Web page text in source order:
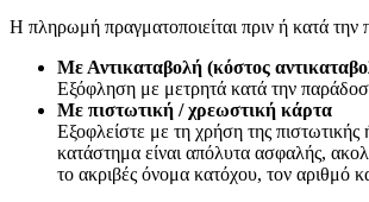
Τηλεοράσεις
Ψηφιακές
Παιδικές Κάμερες
Αναμεταδότες
DVD
Τηλεχειριστήρια TV
Συσκευές Ήχου
Πικάπ
Η πληρωμή πραγματοποιείται πριν ή κατά
Με Αντικαταβολή (κόστος
Εξόφληση με μετρητά κατά την
Με πιστωτική / χρεωστική κάρτα
Εξοφλείστε με τη χρήση της
κατάστημα είναι απόλυτα ασφαλής,
το ακριβές όνομα κατόχου, τον αριθμό